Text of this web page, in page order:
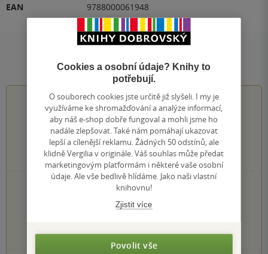
EAN
9788000061948
Hodnocení a recenze čtenářů
4.7z5
19hodnocení čtenářů
15×
5 hvězdiček
4 hvězdičky
3 hvězdičky
0×
1 hvezdička
Cookies a osobní údaje? Knihy to
potřebují.
O souborech cookies jste určitě již slyšeli. I my je
využíváme ke shromažďování a analýze informací,
aby náš e-shop dobře fungoval a mohli jsme ho
nadále zlepšovat. Také nám pomáhají ukazovat
lepší a cílenější reklamu. Žádných 50 odstínů, ale
klidně Vergilia v originále. Váš souhlas může předat
marketingovým platformám i některé vaše osobní
údaje. Ale vše bedlivě hlídáme. Jako naši vlastní
knihovnu!
Zjistit více
Povolit vše